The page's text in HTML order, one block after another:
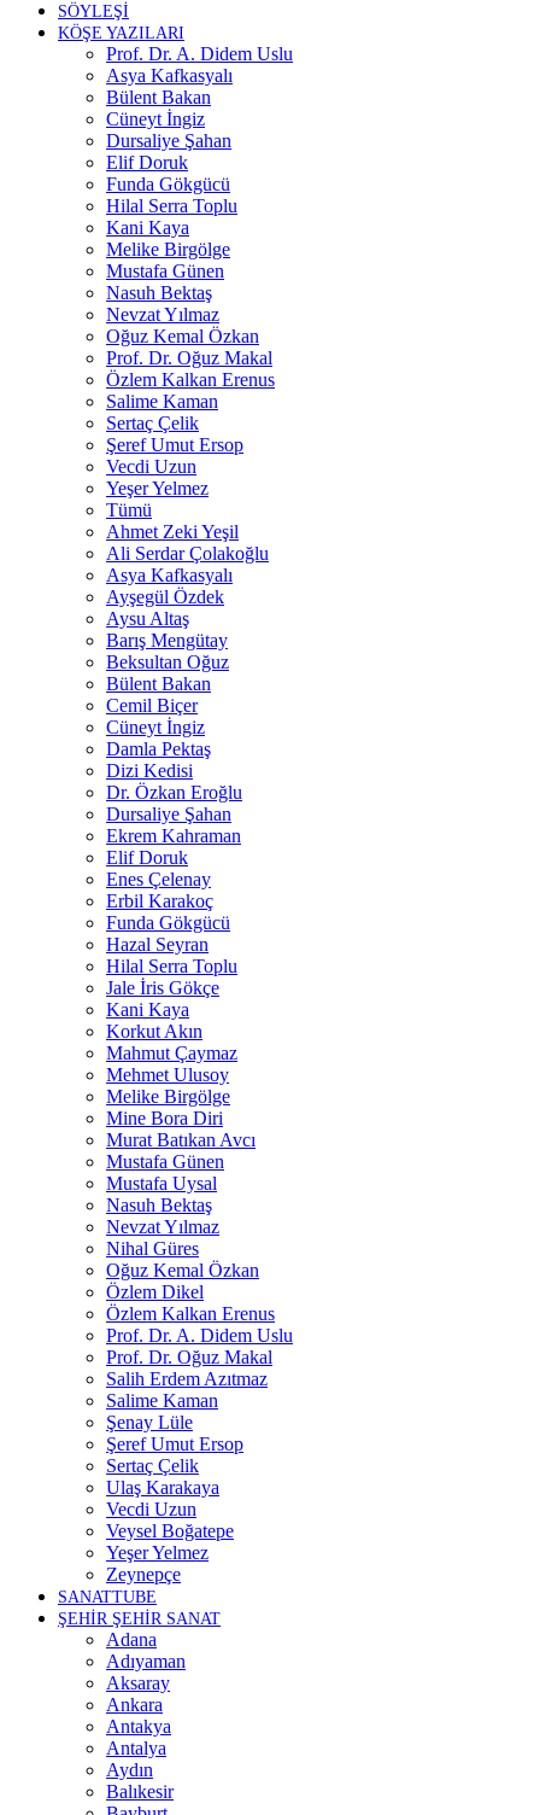
SÖYLEŞİ
KÖŞE YAZILARI
Prof. Dr. A. Didem Uslu
Asya Kafkasyalı
Bülent Bakan
Cüneyt İngiz
Dursaliye Şahan
Elif Doruk
Funda Gökgücü
Hilal Serra Toplu
Kani Kaya
Melike Birgölge
Mustafa Günen
Nasuh Bektaş
Nevzat Yılmaz
Oğuz Kemal Özkan
Prof. Dr. Oğuz Makal
Özlem Kalkan Erenus
Salime Kaman
Sertaç Çelik
Şeref Umut Ersop
Vecdi Uzun
Yeşer Yelmez
Tümü
Ahmet Zeki Yeşil
Ali Serdar Çolakoğlu
Asya Kafkasyalı
Ayşegül Özdek
Aysu Altaş
Barış Mengütay
Beksultan Oğuz
Bülent Bakan
Cemil Biçer
Cüneyt İngiz
Damla Pektaş
Dizi Kedisi
Dr. Özkan Eroğlu
Dursaliye Şahan
Ekrem Kahraman
Elif Doruk
Enes Çelenay
Erbil Karakoç
Funda Gökgücü
Hazal Seyran
Hilal Serra Toplu
Jale İris Gökçe
Kani Kaya
Korkut Akın
Mahmut Çaymaz
Mehmet Ulusoy
Melike Birgölge
Mine Bora Diri
Murat Batıkan Avcı
Mustafa Günen
Mustafa Uysal
Nasuh Bektaş
Nevzat Yılmaz
Nihal Güres
Oğuz Kemal Özkan
Özlem Dikel
Özlem Kalkan Erenus
Prof. Dr. A. Didem Uslu
Prof. Dr. Oğuz Makal
Salih Erdem Azıtmaz
Salime Kaman
Şenay Lüle
Şeref Umut Ersop
Sertaç Çelik
Ulaş Karakaya
Vecdi Uzun
Veysel Boğatepe
Yeşer Yelmez
Zeynepçe
SANATTUBE
ŞEHİR ŞEHİR SANAT
Adana
Adıyaman
Aksaray
Ankara
Antakya
Antalya
Aydın
Balıkesir